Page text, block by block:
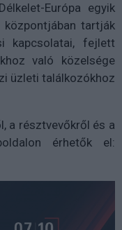
Európa egyik
tartják
kapcsolatai, fejlett
való közelsége
üzleti találkozókhoz
a résztvevőkről és a
érhetők el: